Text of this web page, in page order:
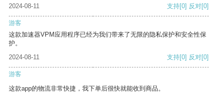
2024-08-11 支持[0] 反对[0]
游客
这款加速器VPM应用程序已经为我们带来了无限的隐私保护和安全性保
护。
2024-08-11
支持[0] 反对[0]
游客
这款app的物流非常快捷，我下单后很快就能收到商品。